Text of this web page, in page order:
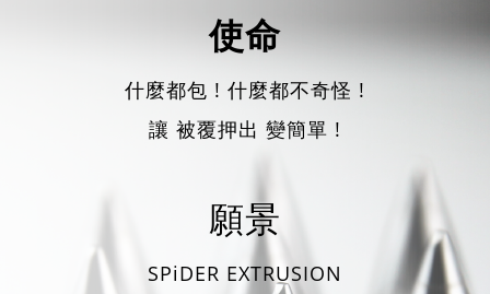
使命
什麼都包 ! 什麼都不奇怪 !
讓 被覆押出 變簡單 !
願景
SPiDER EXTRUSION